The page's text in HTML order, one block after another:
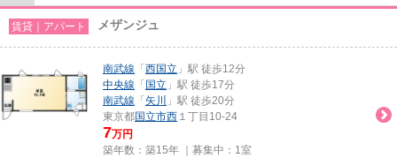
賃貸｜アパート メザンジュ
南武線 「 西国立 」駅 徒歩12分
中央線 「 国立 」駅 徒歩17分
南武線 「 矢川
」駅 徒歩20分
東京都国立市西 １丁目10-24
7万円
築年数：築15年 ｜募集中： 1室